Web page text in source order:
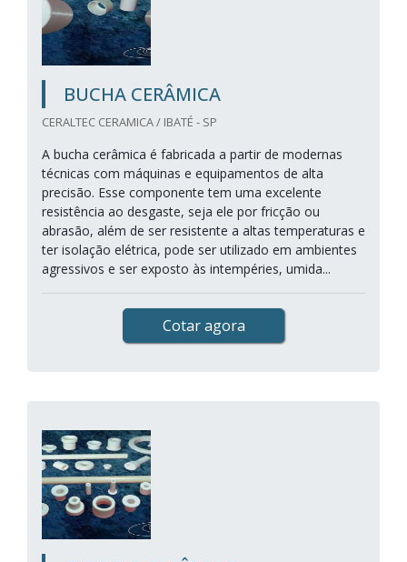
BUCHA CERÂMICA
CERALTEC CERAMICA / IBATÉ - SP
A bucha cerâmica é fabricada a partir de modernas
técnicas com máquinas e equipamentos de alta
precisão. Esse componente tem uma excelente
resistência ao desgaste, seja ele por fricção ou
abrasão, além de ser resistente a altas temperaturas e
ter isolação elétrica, pode ser utilizado em ambientes
agressivos e ser exposto às intempéries, umida...
Cotar agora